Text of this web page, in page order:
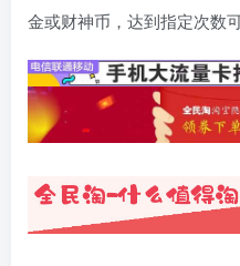
金或财神币，达到指定次数